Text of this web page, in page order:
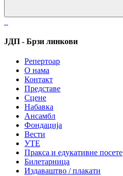
ЈДП - Брзи линкови
Репертоар
О нама
Контакт
Представе
Сцене
Набавка
Ансамбл
Фондација
Вести
УТЕ
Пракса и едукативне посете
Билетарница
Издаваштво / плакати